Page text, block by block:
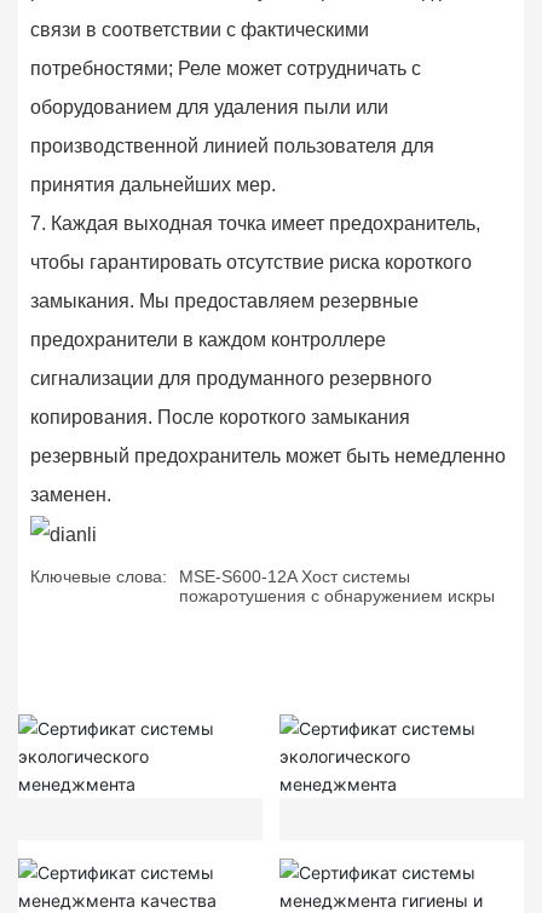
связи в соответствии с фактическими
потребностями; Реле может сотрудничать с
оборудованием для удаления пыли или
производственной линией пользователя для
принятия дальнейших мер.
7. Каждая выходная точка имеет предохранитель,
чтобы гарантировать отсутствие риска короткого
замыкания. Мы предоставляем резервные
предохранители в каждом контроллере
сигнализации для продуманного резервного
копирования. После короткого замыкания
резервный предохранитель может быть немедленно
заменен.
Ключевые слова:
MSE-S600-12A Хост системы
пожаротушения с обнаружением искры